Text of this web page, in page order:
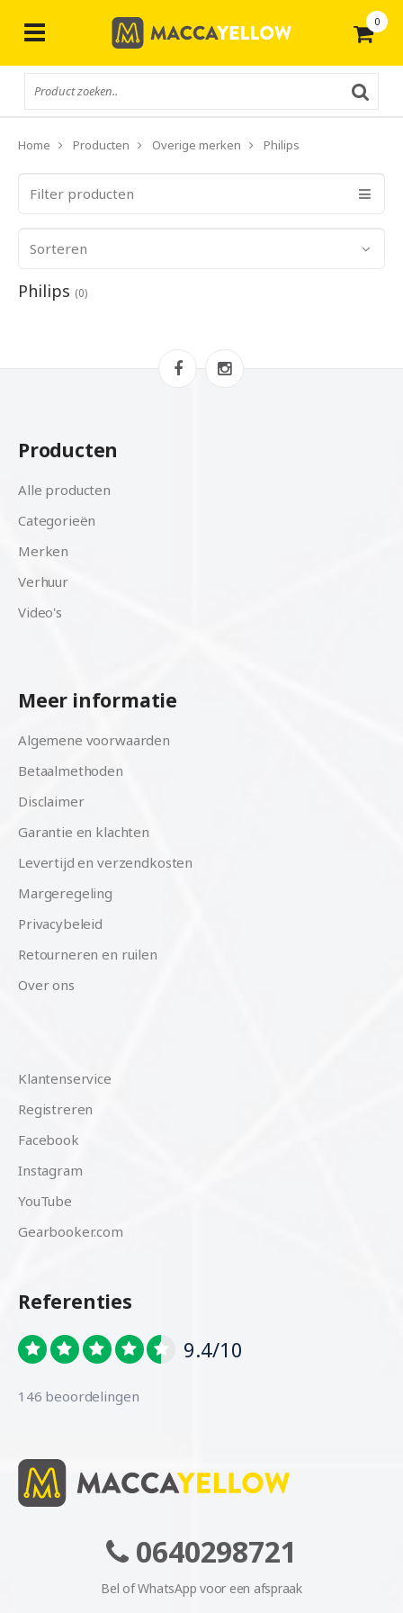
0
Home Producten Overige merken Philips
Filter producten
Sorteren
Philips (0)
Producten
Alle producten
Categorieën
Merken
Verhuur
Video's
Meer informatie
Algemene voorwaarden
Betaalmethoden
Disclaimer
Garantie en klachten
Levertijd en verzendkosten
Margeregeling
Privacybeleid
Retourneren en ruilen
Over ons
Klantenservice
Registreren
Facebook
Instagram
YouTube
Gearbooker.com
Referenties
9.4/10
146 beoordelingen
0640298721
Bel of WhatsApp voor een afspraak